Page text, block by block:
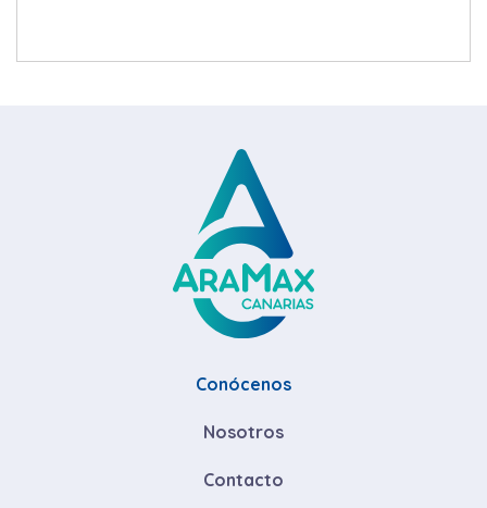
Conócenos
Nosotros
Contacto